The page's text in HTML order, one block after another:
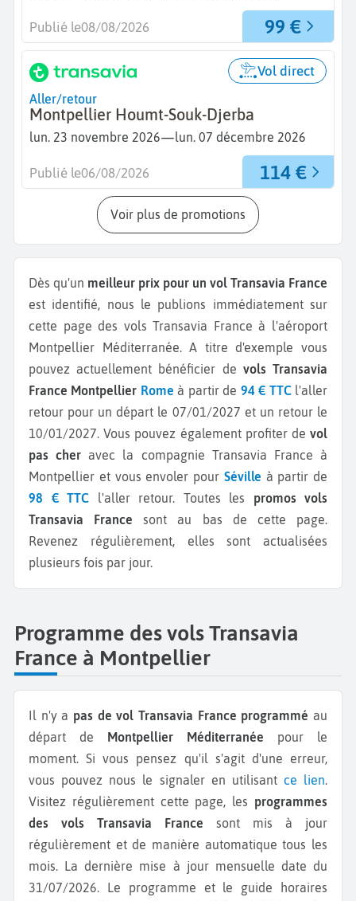
99 €
Publié le08/08/2026
Aller/retour
Montpellier Houmt-Souk-Djerba
lun. 23 novembre 2026—lun. 07 décembre 2026
Vol direct
114 €
Publié le06/08/2026
Voir plus de promotions
Dès qu'un meilleur prix pour un vol Transavia France
est identifié, nous le publions immédiatement sur
cette page des vols Transavia France à l'aéroport
Montpellier Méditerranée.A titre d'exemple vous
pouvez actuellement bénéficier de vols Transavia
France Montpellier Rome à partir de 94 € TTC l'aller
retour pour un départ le 07/01/2027 et un retour le
10/01/2027.Vous pouvez également profiter devol
pas cher avec la compagnie Transavia France à
Montpellier et vous envoler pour Séville à partir de
98 € TTC l'aller retour. Toutes les promos vols
Transavia France sont au bas de cette page.
Revenez régulièrement, elles sont actualisées
plusieurs fois par jour.
Programme des vols Transavia
France à Montpellier
Il n'y a pas de vol Transavia France programmé au
départ de Montpellier Méditerranée pour le
moment. Si vous pensez qu'il s'agit d'une erreur,
vous pouvez nous le signaler en utilisant ce lien.
Visitez régulièrement cette page, les programmes
des vols Transavia France sont mis à jour
régulièrement et de manière automatique tous les
mois. La dernière mise à jour mensuelle date du
31/07/2026. Le programme et le guide horaires